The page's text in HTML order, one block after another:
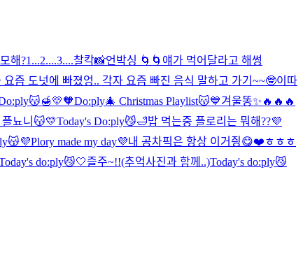
모해?1...2....3....찰칵📸언박싱 🌀🌀 얘가 먹어달라고 해썽
요즘 도넛에 빠졌엉.. 각자 요즘 빠진 음식 말하고 가기~~🤓이따
Do:ply🎄 Christmas Playlist😽💙겨울똥✨ 🔥🔥🔥
플뇨니😽💛Today's Do:ply😼🛁밥 먹는중 플로리는 뭐해??💜
💜Plory made my day💜내 공차픽은 항상 이거즹😋❤️ㅎㅎㅎ
do:ply😼🤍즐주~!!(추억사진과 함께..)Today's do:ply😼